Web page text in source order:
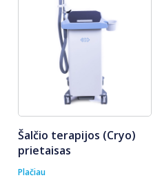
Šalčio terapijos (Cryo)
prietaisas
Plačiau